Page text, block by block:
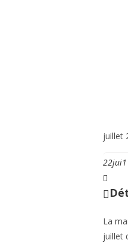
juillet
22jui
La
juillet